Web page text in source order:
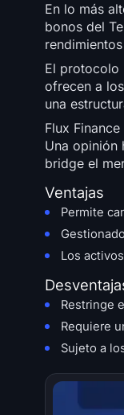
En lo más
bonos del
El protocolo
ofrecen a
una
Flux
Una opinión
bridge el
Ventajas
Permite
Los
Restringe
Requiere
Sujeto a